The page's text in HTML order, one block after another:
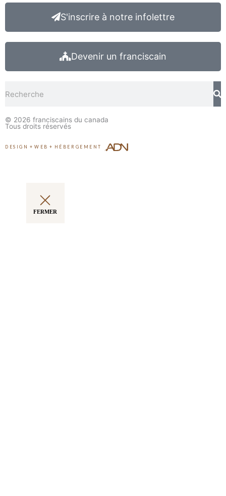
S'inscrire à notre infolettre
Devenir un franciscain
© 2026 franciscains du canada
Tous droits réservés
DESIGN + WEB + HÉBERGEMENT
FERMER